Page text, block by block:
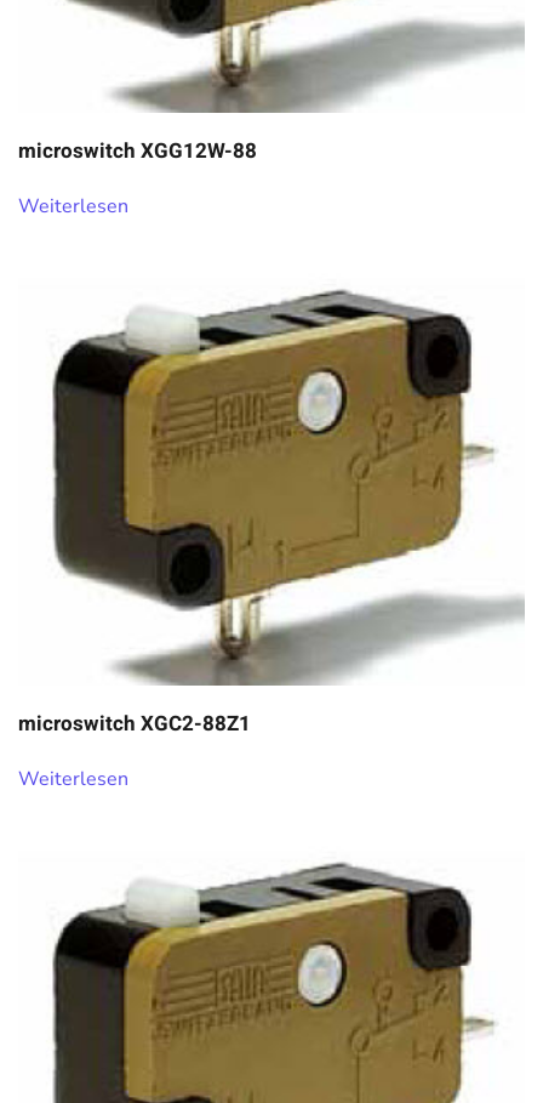
microswitch XGG12W-88
Weiterlesen
microswitch XGC2-88Z1
Weiterlesen